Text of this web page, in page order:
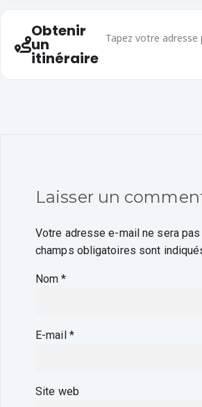
Obtenir
un
itinéraire
Adresse -
Laisser un
Votre adresse e-mail ne sera pas
champs obligatoires sont
Nom*
E-mail *
Site web